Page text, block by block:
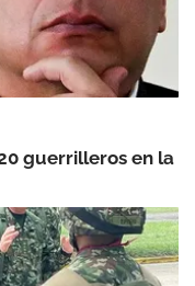
guerrilleros en la